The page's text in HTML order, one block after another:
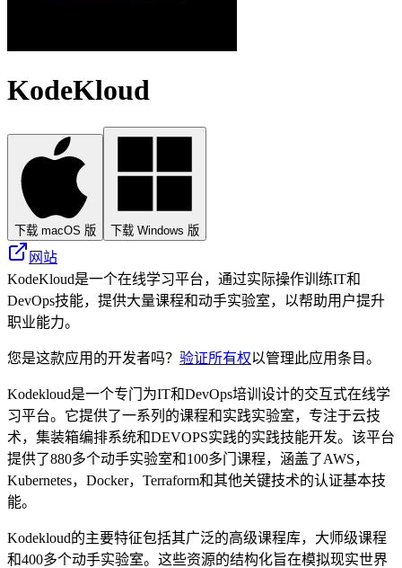
KodeKloud
下载 macOS 版 下载 Windows 版
网站
KodeKloud是一个在线学习平台，通过实际操作训练IT和
DevOps技能，提供大量课程和动手实验室，以帮助用户提升
职业能力。
您是这款应用的开发者吗？ 验证所有权以管理此应用条目。
Kodekloud是一个专门为IT和DevOps培训设计的交互式在线学
习平台。它提供了一系列的课程和实践实验室，专注于云技
术，集装箱编排系统和DEVOPS实践的实践技能开发。该平台
提供了880多个动手实验室和100多门课程，涵盖了AWS，
Kubernetes，Docker，Terraform和其他关键技术的认证基本技
能。
Kodekloud的主要特征包括其广泛的高级课程库，大师级课程
和400多个动手实验室。这些资源的结构化旨在模拟现实世界